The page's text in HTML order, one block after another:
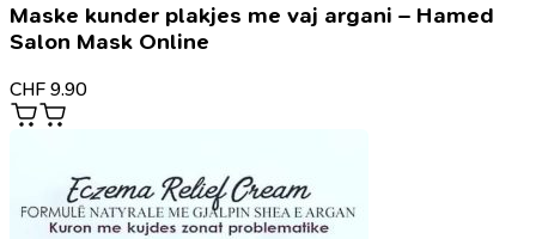
Maske kunder plakjes me vaj argani – Hamed
Salon Mask Online
CHF 9.90